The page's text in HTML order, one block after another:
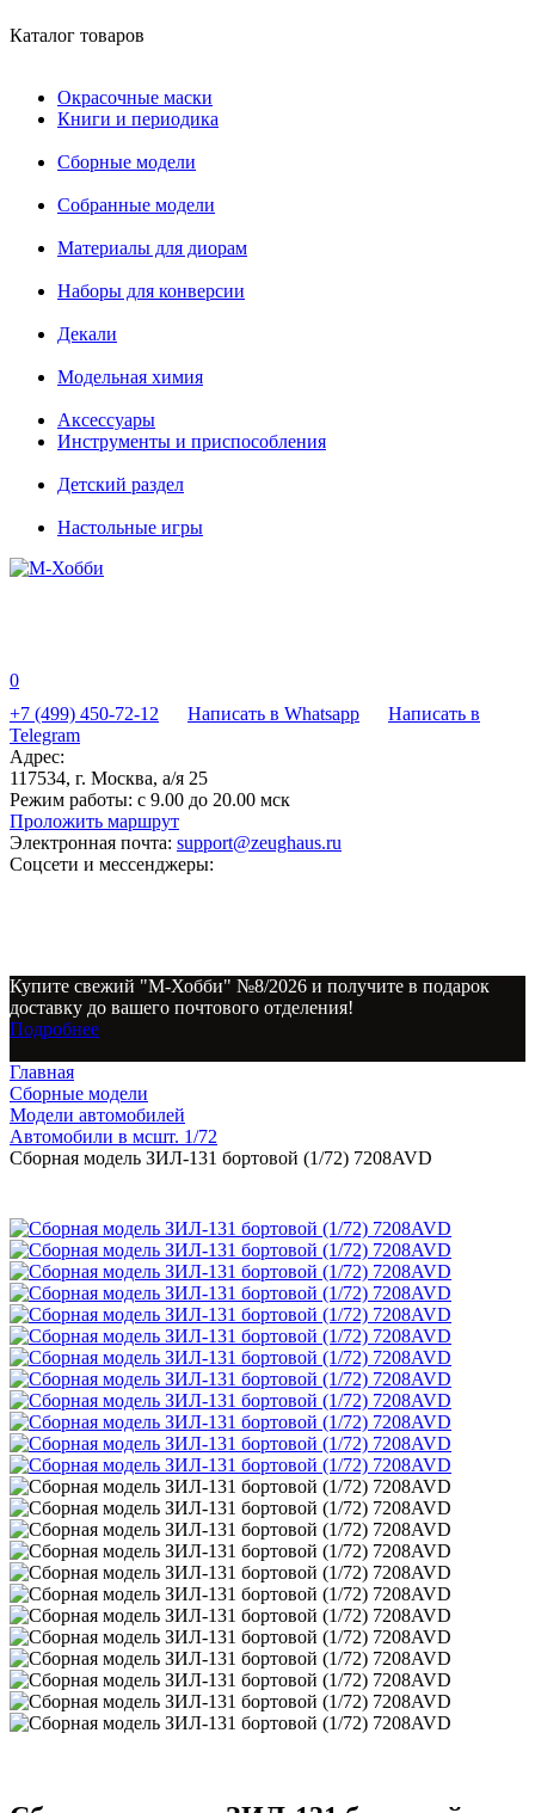
Каталог товаров
Окрасочные маски
Книги и периодика
Сборные модели
Собранные модели
Материалы для диорам
Наборы для конверсии
Декали
Модельная химия
Аксессуары
Инструменты и приспособления
Детский раздел
Настольные игры
0
+7 (499) 450-72-12
Написать в Whatsapp
Написать в
Telegram
Адрес:
117534, г. Москва, а/я 25
Режим работы: с 9.00 до 20.00 мск
Проложить маршрут
Электронная почта: support@zeughaus.ru
Соцсети и мессенджеры:
Купите свежий "М-Хобби" №8/2026 и получите в подарок
доставку до вашего почтового отделения!
Подробнее
Главная
Сборные модели
Модели автомобилей
Автомобили в мсшт. 1/72
Сборная модель ЗИЛ-131 бортовой (1/72) 7208AVD